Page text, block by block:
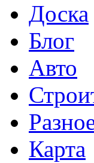
Доска
Блог
Авто
Карта